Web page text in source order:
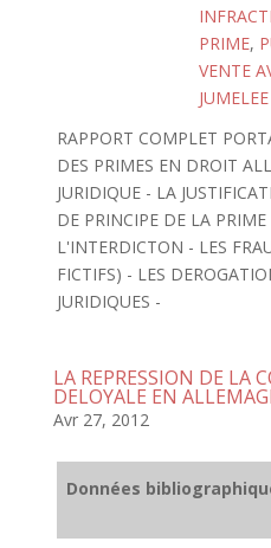
PRIME,
VENTE
JUMELEE
RAPPORT COMPLET
DES PRIMES EN DROIT
JURIDIQUE - LA
DE PRINCIPE DE LA
L'INTERDICTON - LES
FICTIFS) - LES
JURIDIQUES -
LA REPRESSION DE LA
DELOYALE EN
Avr 27, 2012
Données